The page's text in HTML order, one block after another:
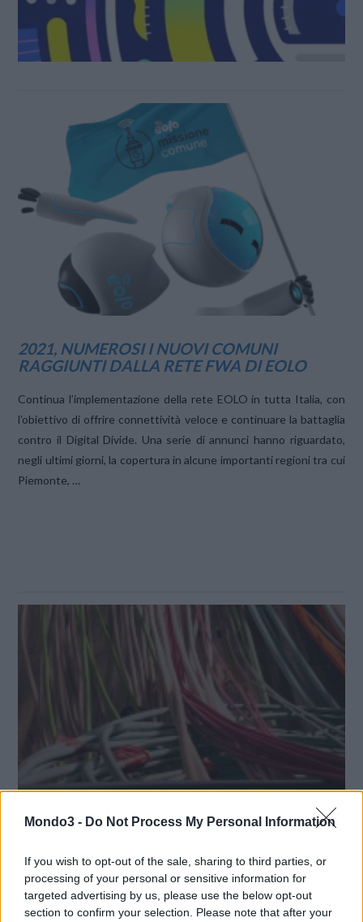
Mondo3 - Do Not Process My Personal Information
If you wish to opt-out of the sale, sharing to third parties, or
processing of your personal or sensitive information for
targeted advertising by us, please use the below opt-out
section to confirm your selection. Please note that after your
2021, NUMEROSI I NUOVI COMUNI
RAGGIUNTI DALLA RETE FWA DI EOLO
Continua l’implementazione della rete EOLO in tutta Italia, con
l’obiettivo di offrire connettività veloce e continuare la battaglia
contro il Digital Divide. Una serie di annunci hanno riguardato,
negli ultimi giorni, la copertura in alcune importanti regioni tra cui
Piemonte, …
OPERATIVE IN CITTÀ LE NUOVE RETI A
BANDA ULTRALARGA PER LA TELEFONIA
FISSA E MOBILE